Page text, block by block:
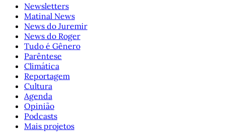
Newsletters
Matinal News
News do Juremir
News do Roger
Tudo é Gênero
Parêntese
Climática
Reportagem
Cultura
Agenda
Opinião
Podcasts
Mais projetos